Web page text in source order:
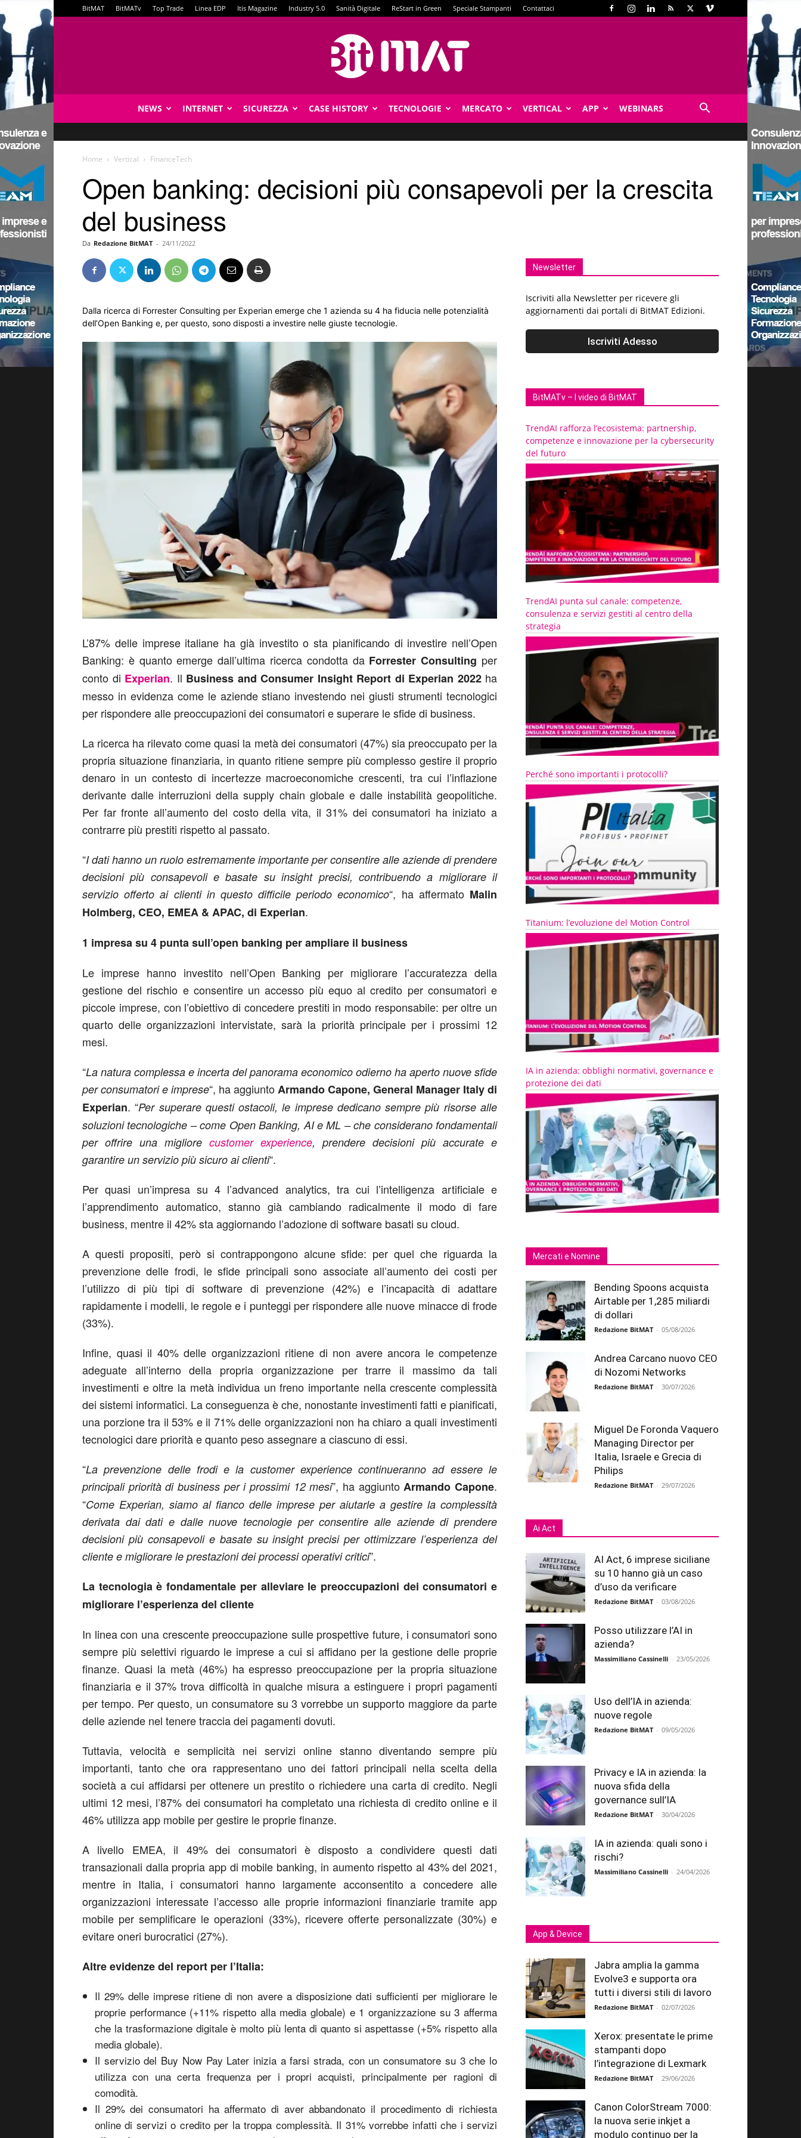
BitMAT BitMATv Top Trade Linea EDP Itis Magazine Industry 5.0 Sanità Digitale ReStart in Green Speciale Stampanti Contattaci
NEWS INTERNET SICUREZZA CASE HISTORY TECNOLOGIE MERCATO VERTICAL APP WEBINARS
Home Vertical FinanceTech
Open banking: decisioni più consapevoli per la crescita
del business
Da Redazione BitMAT - 24/11/2022
Dalla ricerca di Forrester Consulting per Experian emerge che 1 azienda su 4 ha fiducia nelle potenzialità
dell’Open Banking e, per questo, sono disposti a investire nelle giuste tecnologie.
L’87% delle imprese italiane ha già investito o sta pianificando di investire nell’Open
Banking: è quanto emerge dall’ultima ricerca condotta da Forrester Consulting per
conto di Experian. Il Business and Consumer Insight Report di Experian 2022ha
messo in evidenza come le aziende stiano investendo nei giusti strumenti tecnologici
per rispondere alle preoccupazioni dei consumatori e superare le sfide di business.
La ricerca ha rilevato come quasi la metà dei consumatori (47%) sia preoccupato per la
propria situazione finanziaria, in quanto ritiene sempre più complesso gestire il proprio
denaro in un contesto di incertezze macroeconomiche crescenti, tra cui l’inflazione
derivante dalle interruzioni della supply chain globale e dalle instabilità geopolitiche.
Per far fronte all’aumento del costo della vita, il 31% dei consumatori ha iniziato a
contrarre più prestiti rispetto al passato.
“I dati hanno un ruolo estremamente importante per consentire alle aziende di prendere
decisioni più consapevoli e basate su insight precisi, contribuendo a migliorare il
servizio offerto ai clienti in questo difficile periodo economico“, ha affermato Malin
Holmberg, CEO, EMEA & APAC, di Experian.
1 impresa su 4 punta sull’open banking per ampliare il business
Le imprese hanno investito nell’Open Banking per migliorare l’accuratezza della
gestione del rischio e consentire un accesso più equo al credito per consumatori e
piccole imprese, con l’obiettivo di concedere prestiti in modo responsabile: per oltre un
quarto delle organizzazioni intervistate, sarà la priorità principale per i prossimi 12
mesi.
“La natura complessa e incerta del panorama economico odierno ha aperto nuove sfide
per consumatori e imprese“, ha aggiuntoArmando Capone, General Manager Italy di
Experian. “Per superare questi ostacoli, le imprese dedicano sempre più risorse alle
soluzioni tecnologiche – come Open Banking, AI e ML – che considerano fondamentali
per offrire una migliore customer experience, prendere decisioni più accurate e
garantire un servizio più sicuro ai clienti“.
Per quasi un’impresa su 4 l’advanced analytics, tra cui l’intelligenza artificiale e
l’apprendimento automatico, stanno già cambiando radicalmente il modo di fare
business, mentre il 42% sta aggiornando l’adozione di software basati su cloud.
A questi propositi, però si contrappongono alcune sfide: per quel che riguarda la
prevenzione delle frodi, le sfide principali sono associate all’aumento dei costi per
l’utilizzo di più tipi di software di prevenzione (42%) e l’incapacità di adattare
rapidamente i modelli, le regole e i punteggi per rispondere alle nuove minacce di frode
(33%).
Infine, quasi il 40% delle organizzazioni ritiene di non avere ancora le competenze
adeguate all’interno della propria organizzazione per trarre il massimo da tali
investimenti e oltre la metà individua un freno importante nella crescente complessità
dei sistemi informatici. La conseguenza è che, nonostante investimenti fatti e pianificati,
una porzione tra il 53% e il 71% delle organizzazioni non ha chiaro a quali investimenti
tecnologici dare priorità e quanto peso assegnare a ciascuno di essi.
“La prevenzione delle frodi e la customer experience continueranno ad essere le
principali priorità di business per i prossimi 12 mesi”, ha aggiunto Armando Capone.
“Come Experian, siamo al fianco delle imprese per aiutarle a gestire la complessità
derivata dai dati e dalle nuove tecnologie per consentire alle aziende di prendere
decisioni più consapevoli e basate su insight precisi per ottimizzare l’esperienza del
cliente e migliorare le prestazioni dei processi operativi critici”.
La tecnologia è fondamentale per alleviare le preoccupazioni dei consumatori e
migliorare l’esperienza del cliente
In linea con una crescente preoccupazione sulle prospettive future, i consumatori sono
sempre più selettivi riguardo le imprese a cui si affidano per la gestione delle proprie
finanze. Quasi la metà (46%) ha espresso preoccupazione per la propria situazione
finanziaria e il 37% trova difficoltà in qualche misura a estinguere i propri pagamenti
per tempo. Per questo, un consumatore su 3 vorrebbe un supporto maggiore da parte
delle aziende nel tenere traccia dei pagamenti dovuti.
Tuttavia, velocità e semplicità nei servizi online stanno diventando sempre più
importanti, tanto che ora rappresentano uno dei fattori principali nella scelta della
società a cui affidarsi per ottenere un prestito o richiedere una carta di credito. Negli
ultimi 12 mesi, l’87% dei consumatori ha completato una richiesta di credito online e il
46% utilizza app mobile per gestire le proprie finanze.
A livello EMEA, il 49% dei consumatori è disposto a condividere questi dati
transazionali dalla propria app di mobile banking, in aumento rispetto al 43% del 2021,
mentre in Italia, i consumatori hanno largamente acconsentito a concedere alle
organizzazioni interessate l’accesso alle proprie informazioni finanziarie tramite app
mobile per semplificare le operazioni (33%), ricevere offerte personalizzate (30%) e
evitare oneri burocratici (27%).
Altre evidenze del report per l’Italia:
Il 29% delle imprese ritiene di non avere a disposizione dati sufficienti per migliorare le
proprie performance (+11% rispetto alla media globale) e 1 organizzazione su 3 afferma
che la trasformazione digitale è molto più lenta di quanto si aspettasse (+5% rispetto alla
media globale).
Il servizio del Buy Now Pay Later inizia a farsi strada, con un consumatore su 3 che lo
utilizza con una certa frequenza per i propri acquisti, principalmente per ragioni di
comodità.
Il 29% dei consumatori ha affermato di aver abbandonato il procedimento di richiesta
online di servizi o credito per la troppa complessità. Il 31% vorrebbe infatti che i servizi
Newsletter
Iscriviti alla Newsletter per ricevere gli
aggiornamenti dai portali di BitMAT Edizioni.
BitMATv – I video di BitMAT
TrendAI rafforza l’ecosistema: partnership,
competenze e innovazione per la cybersecurity
del futuro
TrendAI punta sul canale: competenze,
consulenza e servizi gestiti al centro della
strategia
Perché sono importanti i protocolli?
Titanium: l’evoluzione del Motion Control
IA in azienda: obblighi normativi, governance e
protezione dei dati
Mercati e Nomine
Bending Spoons acquista
Airtable per 1,285 miliardi
di dollari
Redazione BitMAT - 05/08/2026
Andrea Carcano nuovo CEO
di Nozomi Networks
Redazione BitMAT - 30/07/2026
Miguel De Foronda Vaquero
Managing Director per
Italia, Israele e Grecia di
Philips
Redazione BitMAT - 29/07/2026
Ai Act
AI Act, 6 imprese siciliane
su 10 hanno già un caso
d’uso da verificare
Redazione BitMAT - 03/08/2026
Posso utilizzare l’AI in
azienda?
Massimiliano Cassinelli - 23/05/2026
Uso dell’IA in azienda:
nuove regole
Redazione BitMAT - 09/05/2026
Privacy e IA in azienda: la
nuova sfida della
governance sull’IA
Redazione BitMAT - 30/04/2026
IA in azienda: quali sono i
rischi?
Massimiliano Cassinelli - 24/04/2026
App & Device
Jabra amplia la gamma
Evolve3 e supporta ora
tutti i diversi stili di lavoro
Redazione BitMAT - 02/07/2026
Xerox: presentate le prime
stampanti dopo
l’integrazione di Lexmark
Redazione BitMAT - 29/06/2026
Canon ColorStream 7000:
la nuova serie inkjet a
modulo continuo per la